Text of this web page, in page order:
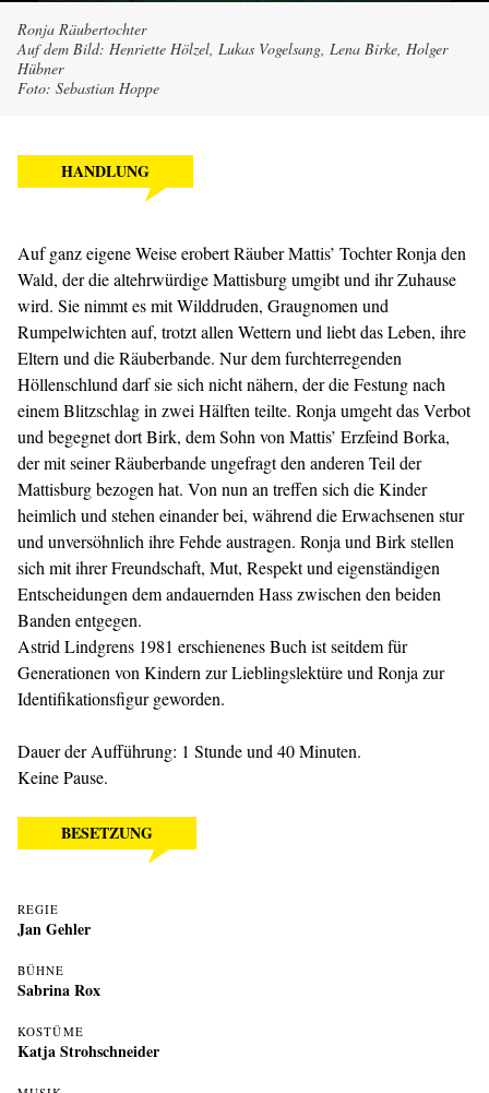
Ronja Räubertochter
Auf dem Bild: Henriette Hölzel, Lukas Vogelsang, Lena Birke, Holger
Hübner
Foto: Sebastian Hoppe
BESETZUNG
REGIE
Jan Gehler
BÜHNE
Sabrina Rox
KOSTÜME
Katja Strohschneider
HANDLUNG
Auf ganz eigene Weise erobert Räuber Mattis’ Tochter Ronja den
Wald, der die altehrwürdige Mattisburg umgibt und ihr Zuhause
wird. Sie nimmt es mit Wilddruden, Graugnomen und
Rumpelwichten auf, trotzt allen Wettern und liebt das Leben, ihre
Eltern und die Räuberbande. Nur dem furchterregenden
Höllenschlund darf sie sich nicht nähern, der die Festung nach
einem Blitzschlag in zwei Hälften teilte. Ronja umgeht das Verbot
und begegnet dort Birk, dem Sohn von Mattis’ Erzfeind Borka,
der mit seiner Räuberbande ungefragt den anderen Teil der
Mattisburg bezogen hat. Von nun an treffen sich die Kinder
heimlich und stehen einander bei, während die Erwachsenen stur
und unversöhnlich ihre Fehde austragen. Ronja und Birk stellen
sich mit ihrer Freundschaft, Mut, Respekt und eigenständigen
Entscheidungen dem andauernden Hass zwischen den beiden
Banden entgegen.
Astrid Lindgrens 1981 erschienenes Buch ist seitdem für
Generationen von Kindern zur Lieblingslektüre und Ronja zur
Identifikationsfigur geworden.
Dauer der Aufführung: 1 Stunde und 40 Minuten.
Keine Pause.